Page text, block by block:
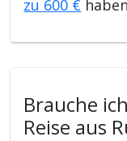
zu 600 €
Brauche
Reise aus